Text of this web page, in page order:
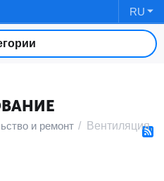
RU
и ремонт / Вентиляция,